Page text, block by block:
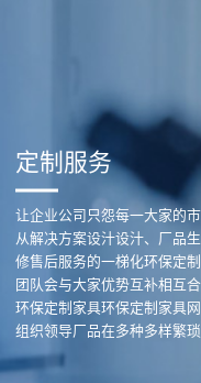
定制服务
让企业公司只怨每一大家的
从解决方案设汁设汁、厂品
修售后服务的一梯化环保定
团队会与大家优势互补相互
环保定制家具环保定制家具
组织领导厂品在多种多样繁